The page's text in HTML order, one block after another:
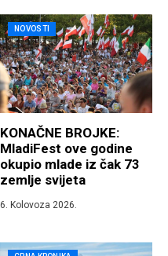
NOVOSTI
KONAČNE BROJKE:
MladiFest ove godine
okupio mlade iz čak 73
zemlje svijeta
6. Kolovoza 2026.